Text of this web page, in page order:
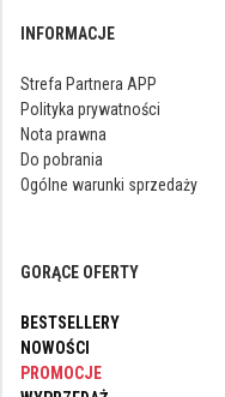
INFORMACJE
Strefa Partnera APP
Polityka prywatności
Nota prawna
Do pobrania
Ogólne warunki sprzedaży
GORĄCE OFERTY
BESTSELLERY
NOWOŚCI
PROMOCJE